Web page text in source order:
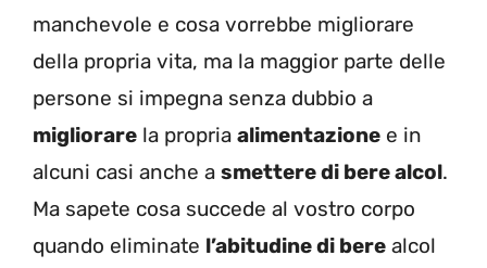
manchevole e cosa vorrebbe migliorare
della propria vita, ma la maggior parte delle
persone si impegna senza dubbio a
migliorare la propria alimentazione e in
alcuni casi anche a smettere di bere alcol.
Ma sapete cosa succede al vostro corpo
quando eliminate l’abitudine di bere alcol